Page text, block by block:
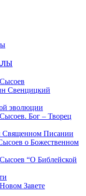
Свенцицкий
эволюции
Бог – Творец
Писании
о Божественном
“О Библейской
Завете